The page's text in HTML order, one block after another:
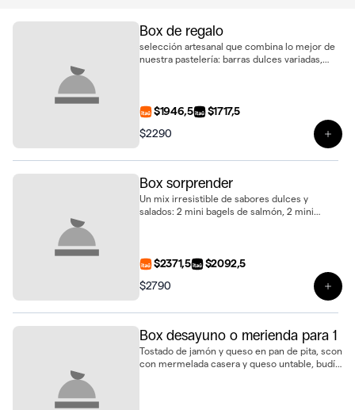
Box de regalo
selección artesanal que combina lo mejor de
nuestra pastelería: barras dulces variadas,
$1946,5
$1717,5
$2290
Ver
Box sorprender
Un mix irresistible de sabores dulces y
salados: 2 mini bagels de salmón, 2 mini
tomate, huevo duro y mayonesa, 2 mini
scones de queso, 2 bollos, 2 mini tartaletas de
limón y merengue, 2 budincitos de limón y
medianas, 2 brownies con dulce de leche y
de naranja natural
$2371,5
$2092,5
$2790
Ver
Box desayuno o merienda para 1
Tostado de jamón y queso en pan de pita, scon
con mermelada casera y queso untable, budín